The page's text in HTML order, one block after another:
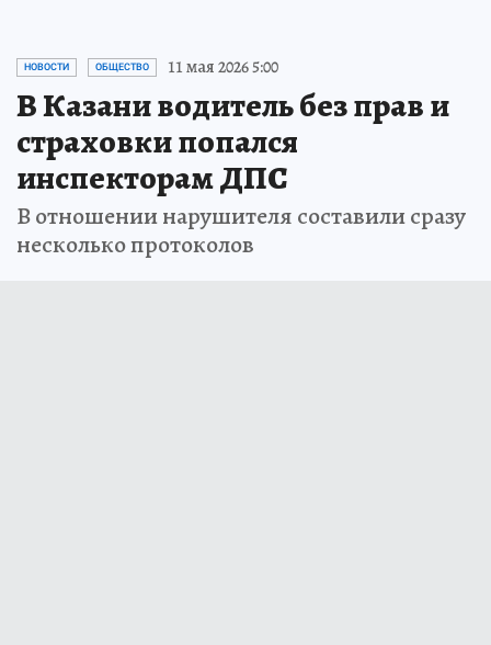
НОВОСТИ ОБЩЕСТВО 11 мая 2026 5:00
В Казани водитель без прав и
страховки попался
инспекторам ДПС
В отношении нарушителя составили сразу
несколько протоколов